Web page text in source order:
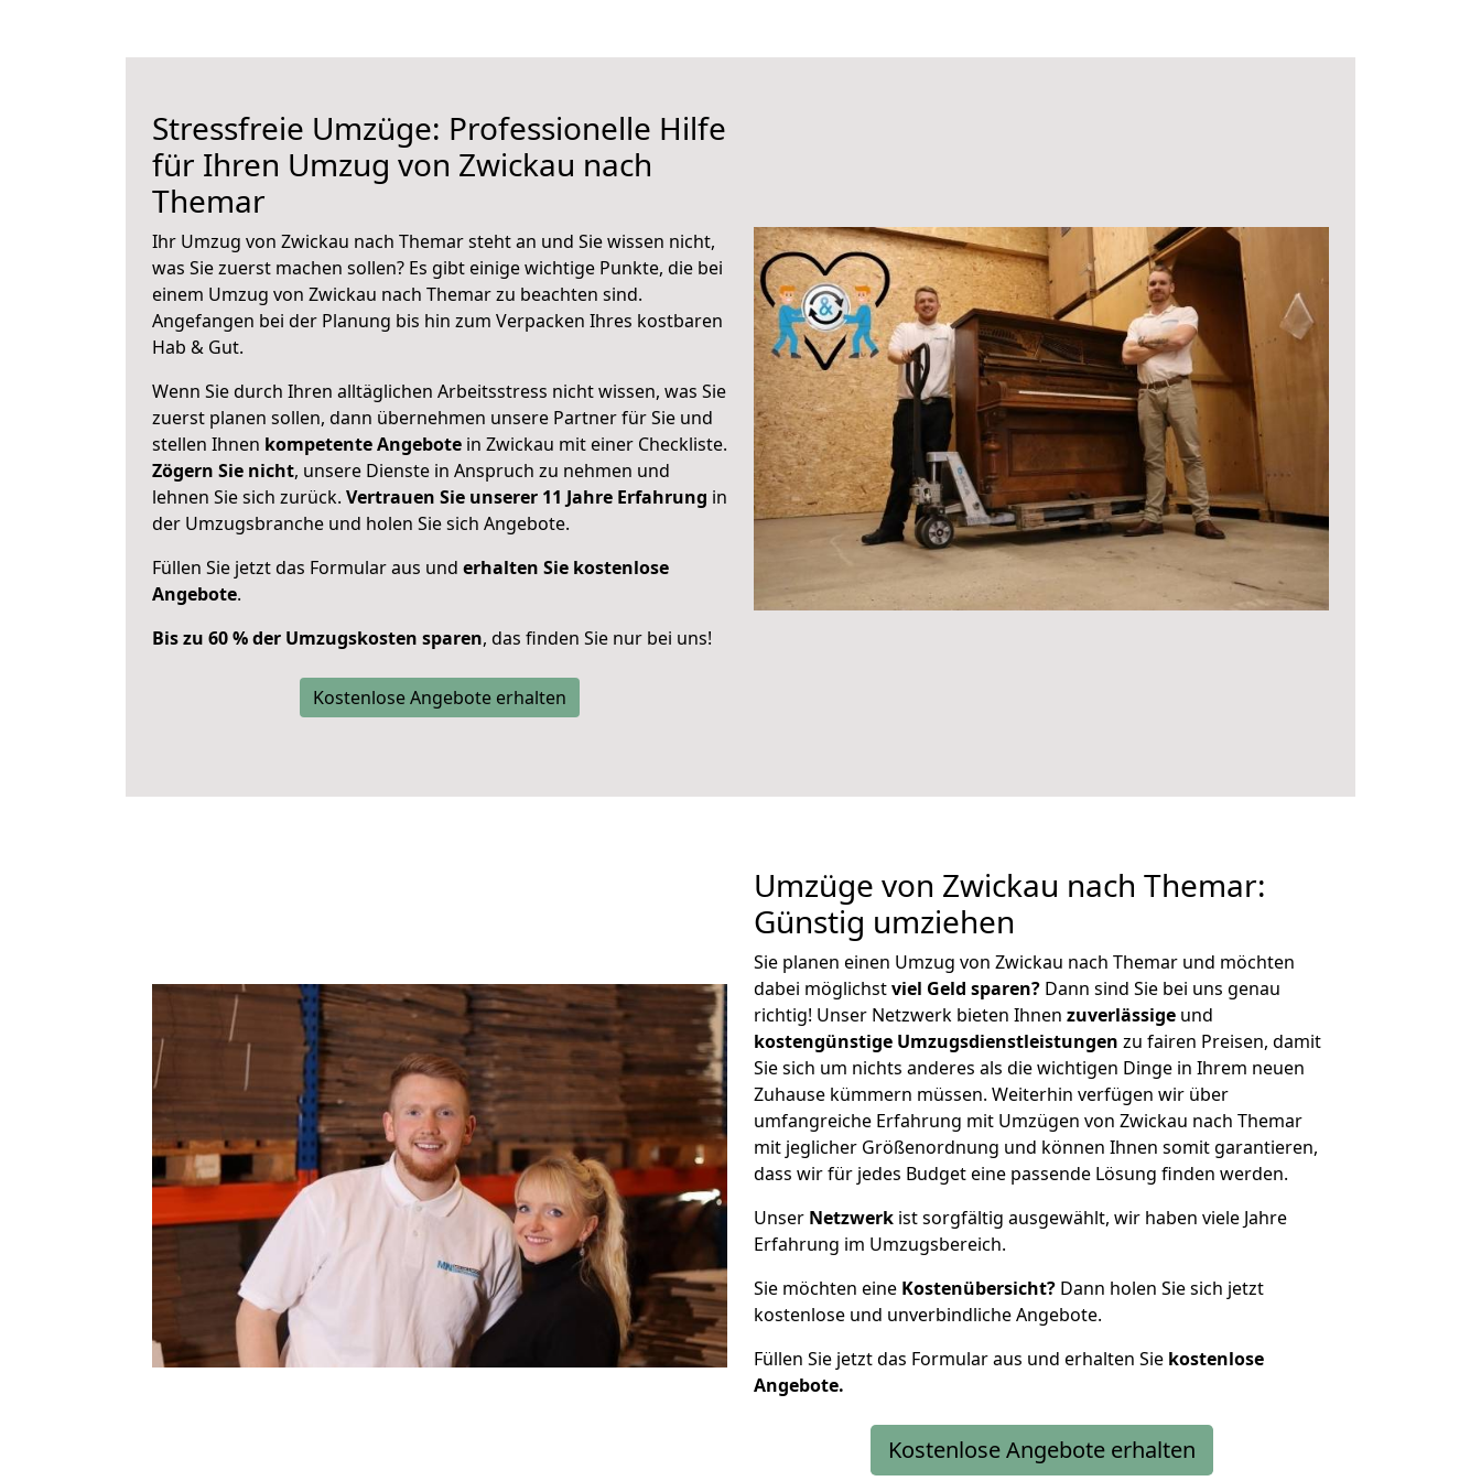
Stressfreie Umzüge: Professionelle Hilfe
für Ihren Umzug von Zwickau nach
Themar
Ihr Umzug von Zwickau nach Themar steht an und Sie wissen nicht,
was Sie zuerst machen sollen? Es gibt einige wichtige Punkte, die bei
einem Umzug von Zwickau nach Themar zu beachten sind.
Angefangen bei der Planung bis hin zum Verpacken Ihres kostbaren
Hab & Gut.
Wenn Sie durch Ihren alltäglichen Arbeitsstress nicht wissen, was Sie
zuerst planen sollen, dann übernehmen unsere Partner für Sie und
stellen Ihnen kompetente Angebote in Zwickau mit einer Checkliste.
Zögern Sie nicht, unsere Dienste in Anspruch zu nehmen und
lehnen Sie sich zurück. Vertrauen Sie unserer 11 Jahre Erfahrung in
der Umzugsbranche und holen Sie sich Angebote.
Füllen Sie jetzt das Formular aus und erhalten Sie kostenlose
Angebote.
Bis zu 60 % der Umzugskosten sparen, das finden Sie nur bei uns!
Kostenlose Angebote erhalten
Umzüge von Zwickau nach Themar:
Günstig umziehen
Sie planen einen Umzug von Zwickau nach Themar und möchten
dabei möglichstviel Geld sparen? Dann sind Sie bei uns genau
richtig! Unser Netzwerk bieten Ihnen zuverlässige und
kostengünstige Umzugsdienstleistungen zu fairen Preisen, damit
Sie sich um nichts anderes als die wichtigen Dinge in Ihrem neuen
Zuhause kümmern müssen. Weiterhin verfügen wir über
umfangreiche Erfahrung mit Umzügen von Zwickau nach Themar
mit jeglicher Größenordnung und können Ihnen somit garantieren,
dass wir für jedes Budget eine passende Lösung finden werden.
Unser Netzwerk ist sorgfältig ausgewählt, wir haben viele Jahre
Erfahrung im Umzugsbereich.
Sie möchten eine Kostenübersicht? Dann holen Sie sich jetzt
kostenlose und unverbindliche Angebote.
Füllen Sie jetzt das Formular aus und erhalten Sie kostenlose
Angebote.
Kostenlose Angebote erhalten